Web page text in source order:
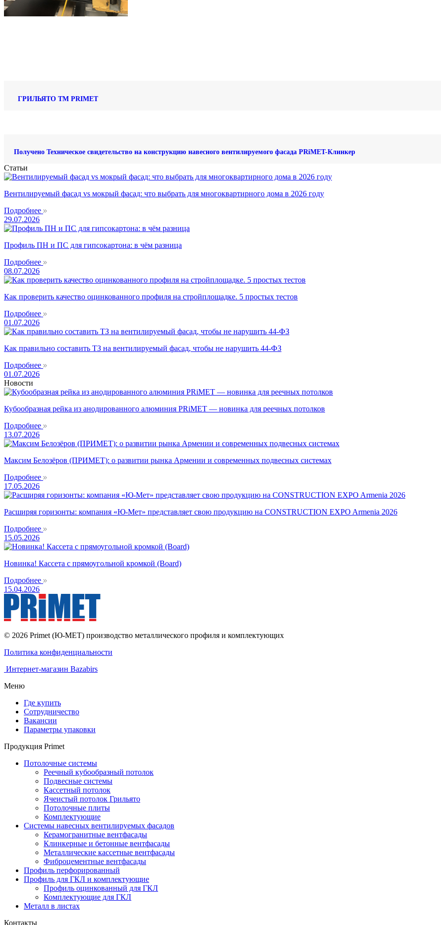
ГРИЛЬЯТО ТМ PRIMET
Получено Техническое свидетельство на конструкцию навесного вентилируемого фасада PRiMET-Клинкер
Статьи
Вентилируемый фасад vs мокрый фасад: что выбрать для многоквартирного дома в 2026 году
Подробнее
29.07.2026
Профиль ПН и ПС для гипсокартона: в чём разница
Подробнее
08.07.2026
Как проверить качество оцинкованного профиля на стройплощадке. 5 простых тестов
Подробнее
01.07.2026
Как правильно составить ТЗ на вентилируемый фасад, чтобы не нарушить 44-ФЗ
Подробнее
01.07.2026
Новости
Кубообразная рейка из анодированного алюминия PRiMET — новинка для реечных потолков
Подробнее
13.07.2026
Максим Белозёров (ПРИМЕТ): о развитии рынка Армении и современных подвесных системах
Подробнее
17.05.2026
Расширяя горизонты: компания «Ю-Мет» представляет свою продукцию на CONSTRUCTION EXPO Armenia 2026
Подробнее
15.05.2026
Новинка! Кассета с прямоугольной кромкой (Board)
Подробнее
15.04.2026
© 2026 Primet (Ю-МЕТ) производство металлического профиля и комплектующих
Политика конфиденциальности
Интернет-магазин Bazabirs
Меню
Где купить
Сотрудничество
Вакансии
Параметры упаковки
Продукция Primet
Потолочные системы
Реечный кубообразный потолок
Подвесные системы
Кассетный потолок
Ячеистый потолок Грильято
Потолочные плиты
Комплектующие
Системы навесных вентилируемых фасадов
Керамогранитные вентфасады
Клинкерные и бетонные вентфасады
Металлические кассетные вентфасады
Фиброцементные вентфасады
Профиль перфорированный
Профиль для ГКЛ и комплектующие
Профиль оцинкованный для ГКЛ
Комплектующие для ГКЛ
Металл в листах
Контакты